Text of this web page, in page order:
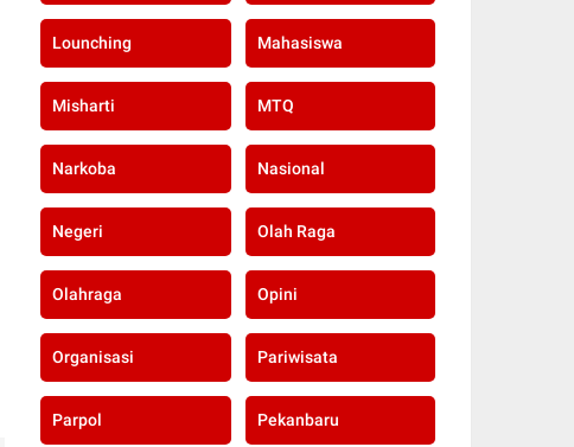
Lounching Mahasiswa
Misharti MTQ
Narkoba Nasional
Negeri Olah Raga
Olahraga Opini
Organisasi Pariwisata
Parpol Pekanbaru